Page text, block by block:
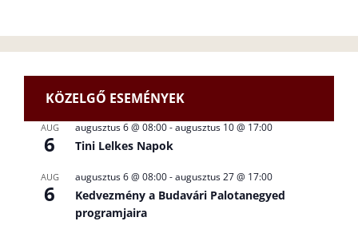
KÖZELGŐ ESEMÉNYEK
AUG
6
augusztus 6 @ 08:00-augusztus 10 @ 17:00
Tini Lelkes Napok
AUG
6
augusztus 6 @ 08:00-augusztus 27 @ 17:00
Kedvezmény a Budavári Palotanegyed
programjaira